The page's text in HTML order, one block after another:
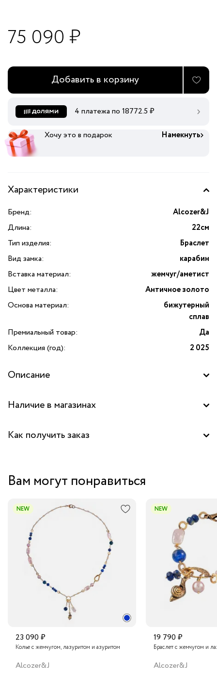
75 090 ₽
Добавить в корзину
4 платежа по 18772.5 ₽
Хочу это в подарок Намекнуть
Характеристики
Бренд:
Alcozer&J
Длина:
22см
Тип изделия:
Браслет
Вид замка:
карабин
Вставка материал:
жемчуг/аметист
Цвет металла:
Античное золото
Основа материал:
бижутерный
сплав
Премиальный товар:
Да
Коллекция (год):
2 025
Описание
Наличие в магазинах
Бутик "La Nature" в ТЦ "Калужский", Москва
Как получить заказ
Курьером за 1-2 дня
В пункт выдачи заказов Boxberry
Транспортной компанией по России
Подробнее о сроках доставки
Вам могут понравиться
NEW
23 090 ₽
Колье с жемчугом, лазуритом и азуритом
Alcozer&J
NEW
19 790 ₽
Браслет с жемчугом и
Alcozer&J